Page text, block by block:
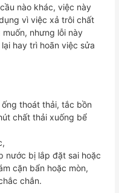
nào khác, việc này
vì việc xả trôi chất
nhưng lỗi này
hay trì hoãn việc sửa
thoát thải, tắc bồn
chất thải xuống bể
nước bị lắp đặt sai hoặc
cặn bẩn hoặc mòn,
chắn.